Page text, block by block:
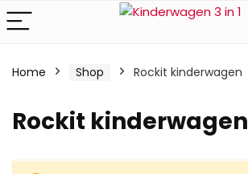
Home Shop Rockit kinderwagen
Rockit kinderwagen